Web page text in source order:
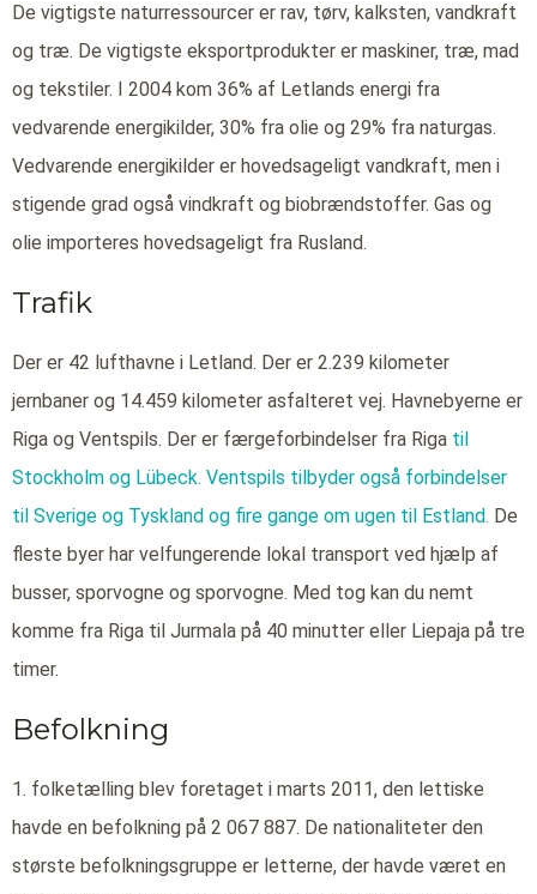
De vigtigste naturressourcer er rav, tørv, kalksten, vandkraft
og træ. De vigtigste eksportprodukter er maskiner, træ, mad
og tekstiler. I 2004 kom 36% af Letlands energi fra
vedvarende energikilder, 30% fra olie og 29% fra naturgas.
Vedvarende energikilder er hovedsageligt vandkraft, men i
stigende grad også vindkraft og biobrændstoffer. Gas og
olie importeres hovedsageligt fra Rusland.
Trafik
Der er 42 lufthavne i Letland. Der er 2.239 kilometer
jernbaner og 14.459 kilometer asfalteret vej. Havnebyerne er
Riga og Ventspils. Der er færgeforbindelser fra Riga til
Stockholm og Lübeck. Ventspils tilbyder også forbindelser
til Sverige og Tyskland og fire gange om ugen til Estland. De
fleste byer har velfungerende lokal transport ved hjælp af
busser, sporvogne og sporvogne. Med tog kan du nemt
komme fra Riga til Jurmala på 40 minutter eller Liepaja på tre
timer.
Befolkning
1. folketælling blev foretaget i marts 2011, den lettiske
havde en befolkning på 2 067 887. De nationaliteter den
største befolkningsgruppe er letterne, der havde været en